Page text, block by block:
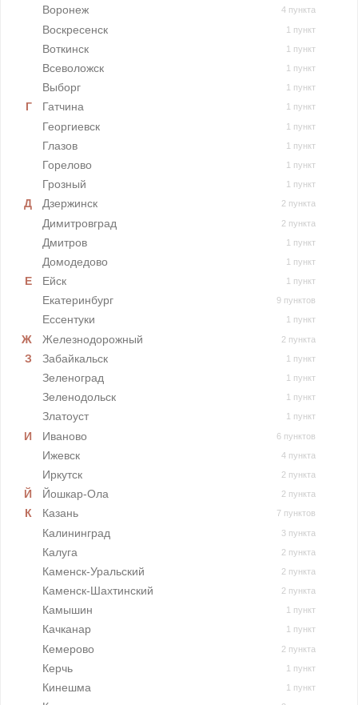
Воронеж 4 пункта
Воскресенск 1 пункт
Воткинск 1 пункт
Всеволожск 1 пункт
Выборг 1 пункт
Гатчина 1 пункт
Георгиевск 1 пункт
Глазов 1 пункт
Горелово 1 пункт
Грозный 1 пункт
Дзержинск 2 пункта
Димитровград 2 пункта
Дмитров 1 пункт
Домодедово 1 пункт
Ейск 1 пункт
Екатеринбург 9 пунктов
Ессентуки 1 пункт
Железнодорожный 2 пункта
Забайкальск 1 пункт
Зеленоград 1 пункт
Зеленодольск 1 пункт
Златоуст 1 пункт
Иваново 6 пунктов
Ижевск 4 пункта
Иркутск 2 пункта
Йошкар-Ола 2 пункта
Казань 7 пунктов
Калининград 3 пункта
Калуга 2 пункта
Каменск-Уральский 2 пункта
Каменск-Шахтинский 2 пункта
Камышин 1 пункт
Качканар 1 пункт
Кемерово 2 пункта
Керчь 1 пункт
Кинешма 1 пункт